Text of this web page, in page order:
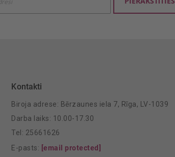
Kontakti
Biroja adrese: Bērzaunes iela 7, Rīga, LV-1039
Darba laiks: 10.00-17.30
Tel: 25661626
E-pasts: [email protected]